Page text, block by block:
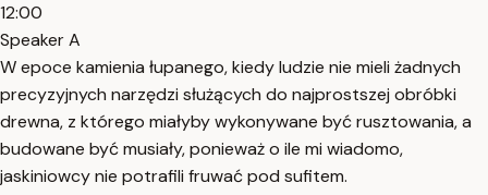
12:00
Speaker A
W epoce kamienia łupanego, kiedy ludzie nie mieli żadnych
precyzyjnych narzędzi służących do najprostszej obróbki
drewna, z którego miałyby wykonywane być rusztowania, a
budowane być musiały, ponieważ o ile mi wiadomo,
jaskiniowcy nie potrafili fruwać pod sufitem.